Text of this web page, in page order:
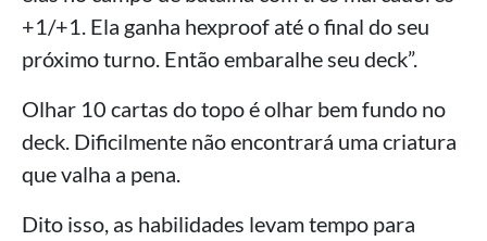
+1/+1. Ela ganha hexproof até o final do seu
próximo turno. Então embaralhe seu deck”.
Olhar 10 cartas do topo é olhar bem fundo no
deck. Dificilmente não encontrará uma criatura
que valha a pena.
Dito isso, as habilidades levam tempo para